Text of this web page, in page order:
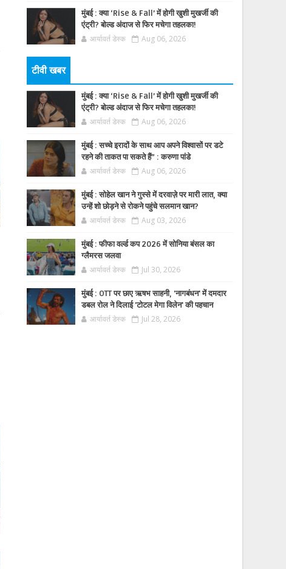
मुंबई : क्या ‘Rise & Fall’ में होगी खुशी मुखर्जी की
एंट्री? बोल्ड अंदाज से फिर मचेगा तहलका!
आर्यावर्त डेस्क Aug 06, 2026
टीवी खबर
मुंबई : क्या ‘Rise & Fall’ में होगी खुशी मुखर्जी की
एंट्री? बोल्ड अंदाज से फिर मचेगा तहलका!
आर्यावर्त डेस्क Aug 06, 2026
मुंबई : सच्चे इरादों के साथ आप अपने विश्वासों पर डटे
रहने की ताकत पा सकते हैं” : करुणा पांडे
आर्यावर्त डेस्क Aug 06, 2026
मुंबई : सोहेल खान ने गुस्से में दरवाज़े पर मारी लात, क्या
उन्हें शो छोड़ने से रोकने पहुंचे सलमान खान?
आर्यावर्त डेस्क Aug 03, 2026
मुंबई : फीफा वर्ल्ड कप 2026 में सोनिया बंसल का
ग्लैमरस जलवा
आर्यावर्त डेस्क Jul 30, 2026
मुंबई : OTT पर छाए ऋषभ साहनी, 'नागबंधन' में दमदार
डबल रोल ने दिलाई 'टोटल मेगा विलेन' की पहचान
आर्यावर्त डेस्क Jul 28, 2026